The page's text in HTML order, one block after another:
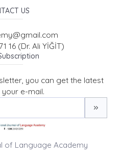
US
16 (Dr. Ali YİĞİT)
you can get the latest
e-mail.
of Language Academy